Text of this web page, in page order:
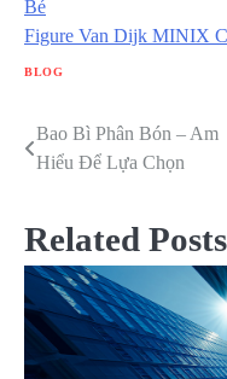
Bé
Figure Van Dijk MINIX
BLOG
Điều
bài
viết
Bao Bì Phân Bón – Am
Hiểu Để Lựa Chọn
Related Posts